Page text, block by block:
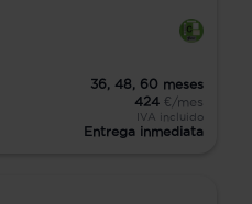
36, 48, 60 meses
424 €/mes
IVA incluido
Entrega inmediata